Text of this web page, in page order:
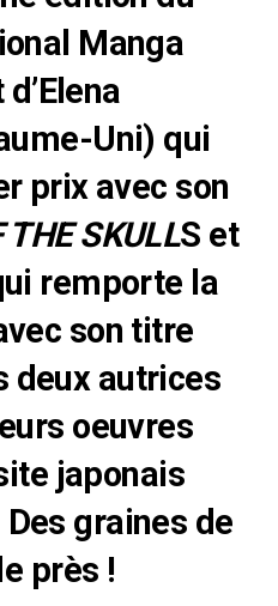
Manga
Uni) qui
prix avec son
SKULLS et
remporte la
son titre
deux autrices
oeuvres
japonais
graines de
près !